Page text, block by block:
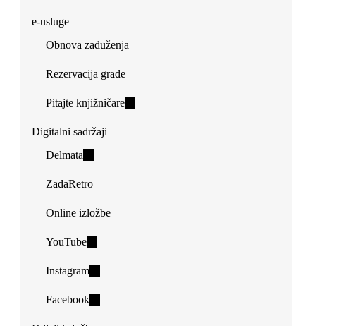
e-usluge
Obnova zaduženja
Rezervacija građe
Pitajte knjižničare(link
Digitalni sadržaji
Delmata
external)
ZadaRetro
Online izložbe
YouTube(link
external)
Instagram(link
external)
Facebook(link